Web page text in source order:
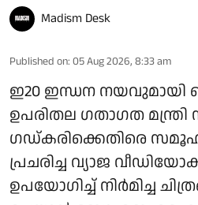
Madism Desk
Published on: 05 Aug 2026, 8:33 am
ഇ20 ഇന്ധന നയവുമായി
ഉപരിതല ഗതാഗത മന്ത്രി
ഗഡ്കരിക്കെതിരെ
പ്രചരിച്ച വ്യാജ
ഉപയോഗിച്ച് നിർമിച്ച